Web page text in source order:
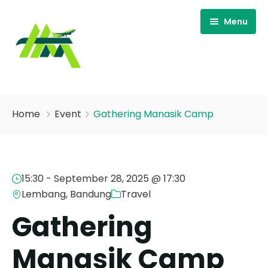
Menu
HM Team
Kontak
Program
Gallery
Shop
Akun
Kemitraan
Home Event Gathering Manasik Camp
15:30 - September 28, 2025 @ 17:30
Lembang, Bandung
Travel
Gathering
Manasik Camp